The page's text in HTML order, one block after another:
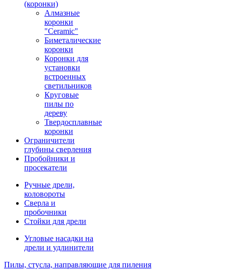
(коронки)
Алмазные
коронки
"Ceramic"
Биметалические
коронки
Коронки для
установки
встроенных
светильников
Круговые
пилы по
дереву
Твердосплавные
коронки
Ограничители
глубины сверления
Пробойники и
просекатели
Ручные дрели,
коловороты
Сверла и
пробочники
Стойки для дрели
Угловые насадки на
дрели и удлинители
Пилы, стусла, направляющие для пиления